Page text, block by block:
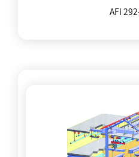
לכל מוצרי היצרן